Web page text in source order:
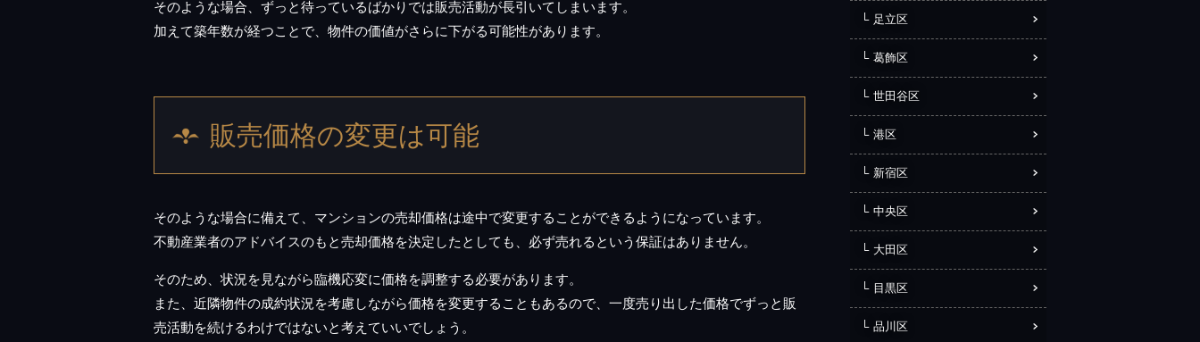
そのような場合、ずっと待っているばかりでは販売活動が長引いてしまいます。
加えて築年数が経つことで、物件の価値がさらに下がる可能性があります。
販売価格の変更は可能
そのような場合に備えて、マンションの売却価格は途中で変更することができるようになっています。
不動産業者のアドバイスのもと売却価格を決定したとしても、必ず売れるという保証はありません。
そのため、状況を見ながら臨機応変に価格を調整する必要があります。
また、近隣物件の成約状況を考慮しながら価格を変更することもあるので、一度売り出した価格でずっと販
売活動を続けるわけではないと考えていいでしょう。
足立区
葛飾区
世田谷区
港区
新宿区
中央区
大田区
目黒区
品川区